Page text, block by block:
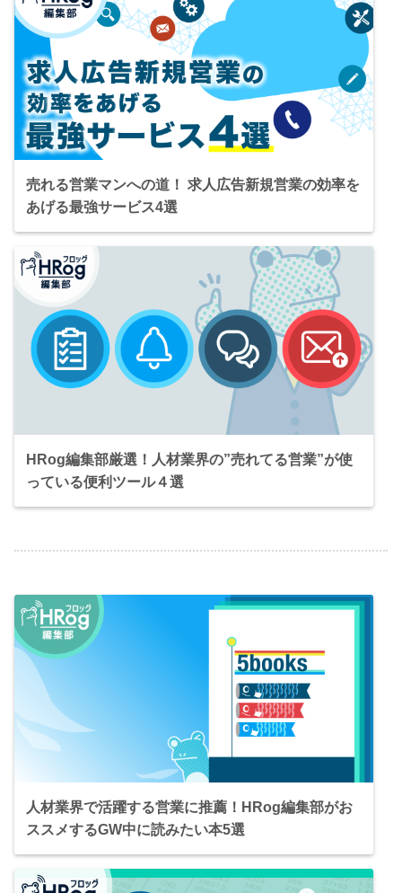
売れる営業マンへの道！ 求人広告新規営業の効率を
あげる最強サービス4選
HRog編集部厳選！人材業界の”売れてる営業”が使
っている便利ツール４選
人材業界で活躍する営業に推薦！HRog編集部がお
ススメするGW中に読みたい本5選